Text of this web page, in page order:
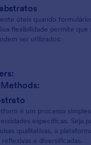
úteis quando
flexibilidade permite
ser utilizados:
variar amplamente:
é um processo
específicas. Seja
qualitativas, a
e diversificadas.